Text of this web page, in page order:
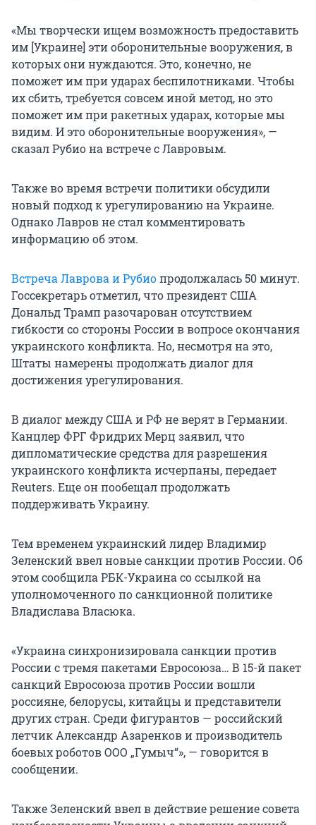
«Мы творчески ищем возможность предоставить
им [Украине] эти оборонительные вооружения, в
которых они нуждаются. Это, конечно, не
поможет им при ударах беспилотниками. Чтобы
их сбить, требуется совсем иной метод, но это
поможет им при ракетных ударах, которые мы
видим. И это оборонительные вооружения», —
сказал Рубио на встрече с Лавровым.
Также во время встречи политики обсудили
новый подход к урегулированию на Украине.
Однако Лавров не стал комментировать
информацию об этом.
Встреча Лаврова и Рубиопродолжалась 50 минут.
Госсекретарь отметил, что президент США
Дональд Трамп разочарован отсутствием
гибкости со стороны России в вопросе окончания
украинского конфликта. Но, несмотря на это,
Штаты намерены продолжать диалог для
достижения урегулирования.
В диалог между США и РФ не верят в Германии.
Канцлер ФРГ Фридрих Мерц заявил, что
дипломатические средства для разрешения
украинского конфликта исчерпаны, передает
Reuters. Еще он пообещал продолжать
поддерживать Украину.
Тем временем украинский лидер Владимир
Зеленский ввел новые санкции против России. Об
этом сообщила РБК-Украина со ссылкой на
уполномоченного по санкционной политике
Владислава Власюка.
«Украина синхронизировала санкции против
России с тремя пакетами Евросоюза… В 15-й пакет
санкций Евросоюза против России вошли
россияне, белорусы, китайцы и представители
других стран. Среди фигурантов — российский
летчик Александр Азаренков и производитель
боевых роботов ООО „Гумыч“», — говорится в
сообщении.
Также Зеленский ввел в действие решение совета